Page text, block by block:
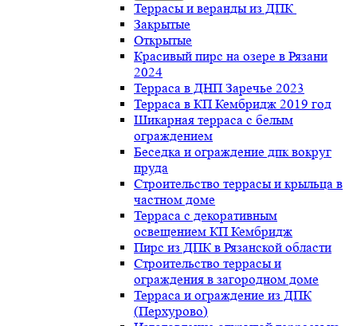
Террасы и веранды из ДПК
Закрытые
Открытые
Красивый пирс на озере в Рязани
2024
Терраса в ДНП Заречье 2023
Терраса в КП Кембридж 2019 год
Шикарная терраса с белым
ограждением
Беседка и ограждение дпк вокруг
пруда
Строительство террасы и крыльца в
частном доме
Терраса с декоративным
освещением КП Кембридж
Пирс из ДПК в Рязанской области
Строительство террасы и
ограждения в загородном доме
Терраса и ограждение из ДПК
(Перхурово)